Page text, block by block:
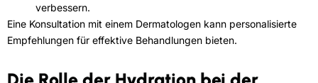
verbessern.
Eine Konsultation mit einem Dermatologen kann personalisierte
Empfehlungen für effektive Behandlungen bieten.